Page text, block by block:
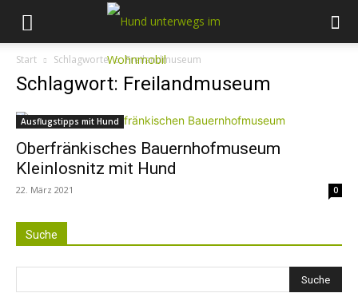
Start Schlagworte Freilandmuseum
Schlagwort: Freilandmuseum
Ausflugstipps mit Hund
Oberfränkisches Bauernhofmuseum
Kleinlosnitz mit Hund
22. März 2021 0
Suche